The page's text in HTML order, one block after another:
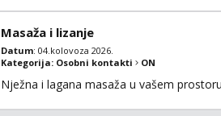
Masaža i lizanje
Datum: 04.kolovoza 2026.
Kategorija: Osobni kontakti ON
Nježna i lagana masaža u vašem